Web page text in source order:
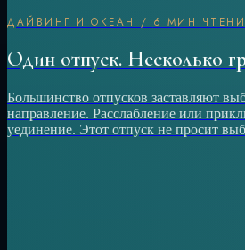
ДАЙВИНГ И ОКЕАН / 6 МИН
Один отпуск. Несколько
Большинство отпусков заставляют
направление. Расслабление или
уединение. Этот отпуск не просит